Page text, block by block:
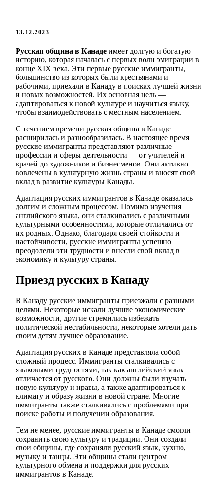
13.12.2023
Русская община в Канаде имеет долгую и богатую
историю, которая началась с первых волн эмиграции в
конце XIX века. Эти первые русские иммигранты,
большинство из которых были крестьянами и
рабочими, приехали в Канаду в поисках лучшей жизни
и новых возможностей. Их основная цель —
адаптироваться к новой культуре и научиться языку,
чтобы взаимодействовать с местным населением.
С течением времени русская община в Канаде
расширилась и разнообразилась. В настоящее время
русские иммигранты представляют различные
профессии и сферы деятельности — от учителей и
врачей до художников и бизнесменов. Они активно
вовлечены в культурную жизнь страны и вносят свой
вклад в развитие культуры Канады.
Адаптация русских иммигрантов в Канаде оказалась
долгим и сложным процессом. Помимо изучения
английского языка, они сталкивались с различными
культурными особенностями, которые отличались от
их родных. Однако, благодаря своей стойкости и
настойчивости, русские иммигранты успешно
преодолели эти трудности и внесли свой вклад в
экономику и культуру страны.
Приезд русских в Канаду
В Канаду русские иммигранты приезжали с разными
целями. Некоторые искали лучшие экономические
возможности, другие стремились избежать
политической нестабильности, некоторые хотели дать
своим детям лучшее образование.
Адаптация русских в Канаде представляла собой
сложный процесс. Иммигранты сталкивались с
языковыми трудностями, так как английский язык
отличается от русского. Они должны были изучать
новую культуру и нравы, а также адаптироваться к
климату и образу жизни в новой стране. Многие
иммигранты также сталкивались с проблемами при
поиске работы и получении образования.
Тем не менее, русские иммигранты в Канаде смогли
сохранить свою культуру и традиции. Они создали
свои общины, где сохраняли русский язык, кухню,
музыку и танцы. Эти общины стали центром
культурного обмена и поддержки для русских
иммигрантов в Канаде.